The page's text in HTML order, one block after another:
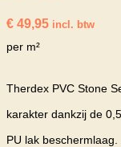
€ 49,95 incl. btw
per m²
Therdex PVC Stone
karakter dankzij de
PU lak beschermlaag.